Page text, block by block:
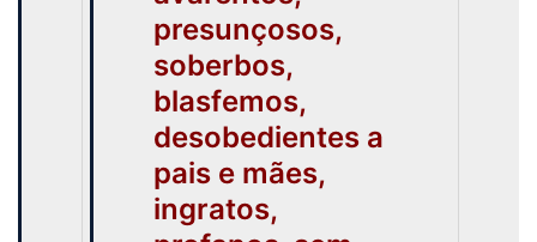
presunçosos,
soberbos,
blasfemos,
desobedientes a
pais e mães,
ingratos,